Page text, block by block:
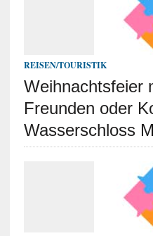
REISEN/TOURISTIK
Weihnachtsfeier
Freunden oder
Wasserschloss